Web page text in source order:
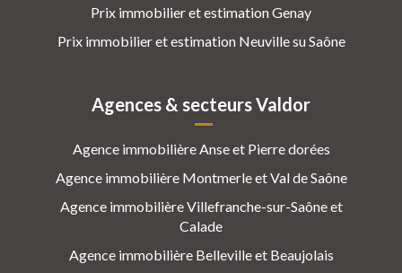
Prix immobilier et estimation Genay
Prix immobilier et estimation Neuville su Saône
Agences & secteurs Valdor
Agence immobilière Anse et Pierre dorées
Agence immobilière Montmerle et Val de Saône
Agence immobilière Villefranche-sur-Saône et
Calade
Agence immobilière Belleville et Beaujolais